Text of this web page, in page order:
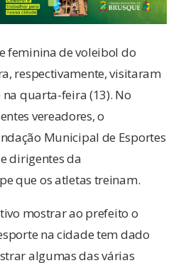
feminina de voleibol do
respectivamente, visitaram
na quarta-feira (13). No
vereadores, o
Municipal de Esportes
dirigentes da
que os atletas treinam.
mostrar ao prefeito o
na cidade tem dado
algumas das várias